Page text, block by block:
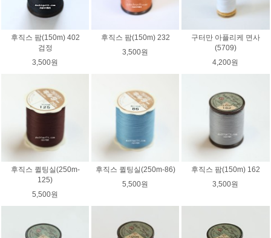
후직스 팜(150m) 402
검정
3,500원
후직스 팜(150m) 232
3,500원
구터만 아플리케 면사
(5709)
4,200원
후직스 퀼팅실(250m-
125)
5,500원
후직스 퀼팅실(250m-86)
5,500원
후직스 팜(150m) 162
3,500원